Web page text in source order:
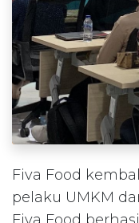
Fiva Food
pelaku UMKM